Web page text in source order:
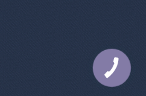
КНОПКА
СВЯЗИ